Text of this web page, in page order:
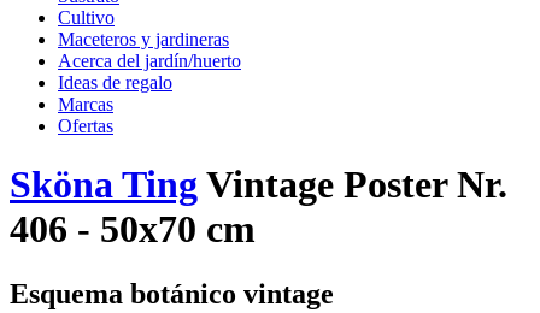
Cultivo
Maceteros y jardineras
Acerca del jardín/huerto
Ideas de regalo
Marcas
Ofertas
Sköna TingVintage Poster Nr.
406 - 50x70 cm
Esquema botánico vintage